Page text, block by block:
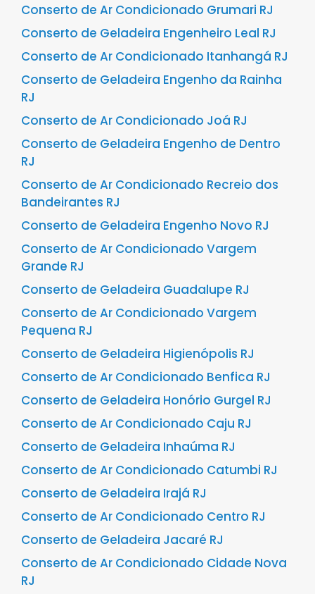
Conserto de Ar Condicionado Grumari RJ
Conserto de Geladeira Engenheiro Leal RJ
Conserto de Ar Condicionado Itanhangá RJ
Conserto de Geladeira Engenho da Rainha
RJ
Conserto de Ar Condicionado Joá RJ
Conserto de Geladeira Engenho de Dentro
RJ
Conserto de Ar Condicionado Recreio dos
Bandeirantes RJ
Conserto de Geladeira Engenho Novo RJ
Conserto de Ar Condicionado Vargem
Grande RJ
Conserto de Geladeira Guadalupe RJ
Conserto de Ar Condicionado Vargem
Pequena RJ
Conserto de Geladeira Higienópolis RJ
Conserto de Ar Condicionado Benfica RJ
Conserto de Geladeira Honório Gurgel RJ
Conserto de Ar Condicionado Caju RJ
Conserto de Geladeira Inhaúma RJ
Conserto de Ar Condicionado Catumbi RJ
Conserto de Geladeira Irajá RJ
Conserto de Ar Condicionado Centro RJ
Conserto de Geladeira Jacaré RJ
Conserto de Ar Condicionado Cidade Nova
RJ